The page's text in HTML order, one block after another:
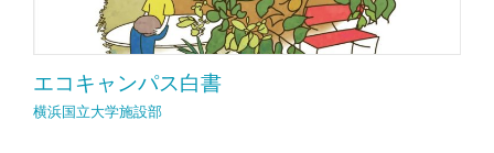
エコキャンパス白書
横浜国立大学施設部